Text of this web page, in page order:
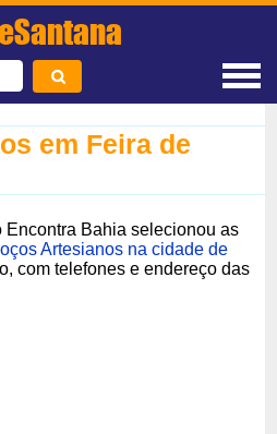
em Feira de
Encontra Bahia selecionou as
Artesianos na cidade de
com telefones e endereço das